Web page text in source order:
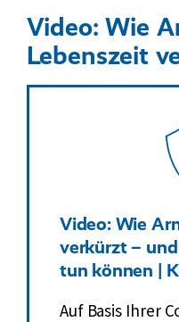
Video: Wie
Lebenszeit
Video: Wie
verkürzt –
tun können |
Auf Basis Ihrer